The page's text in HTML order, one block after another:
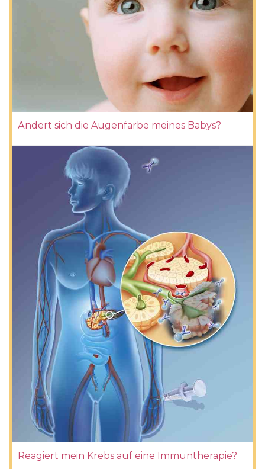
Ändert sich die Augenfarbe meines Babys?
Reagiert mein Krebs auf eine Immuntherapie?